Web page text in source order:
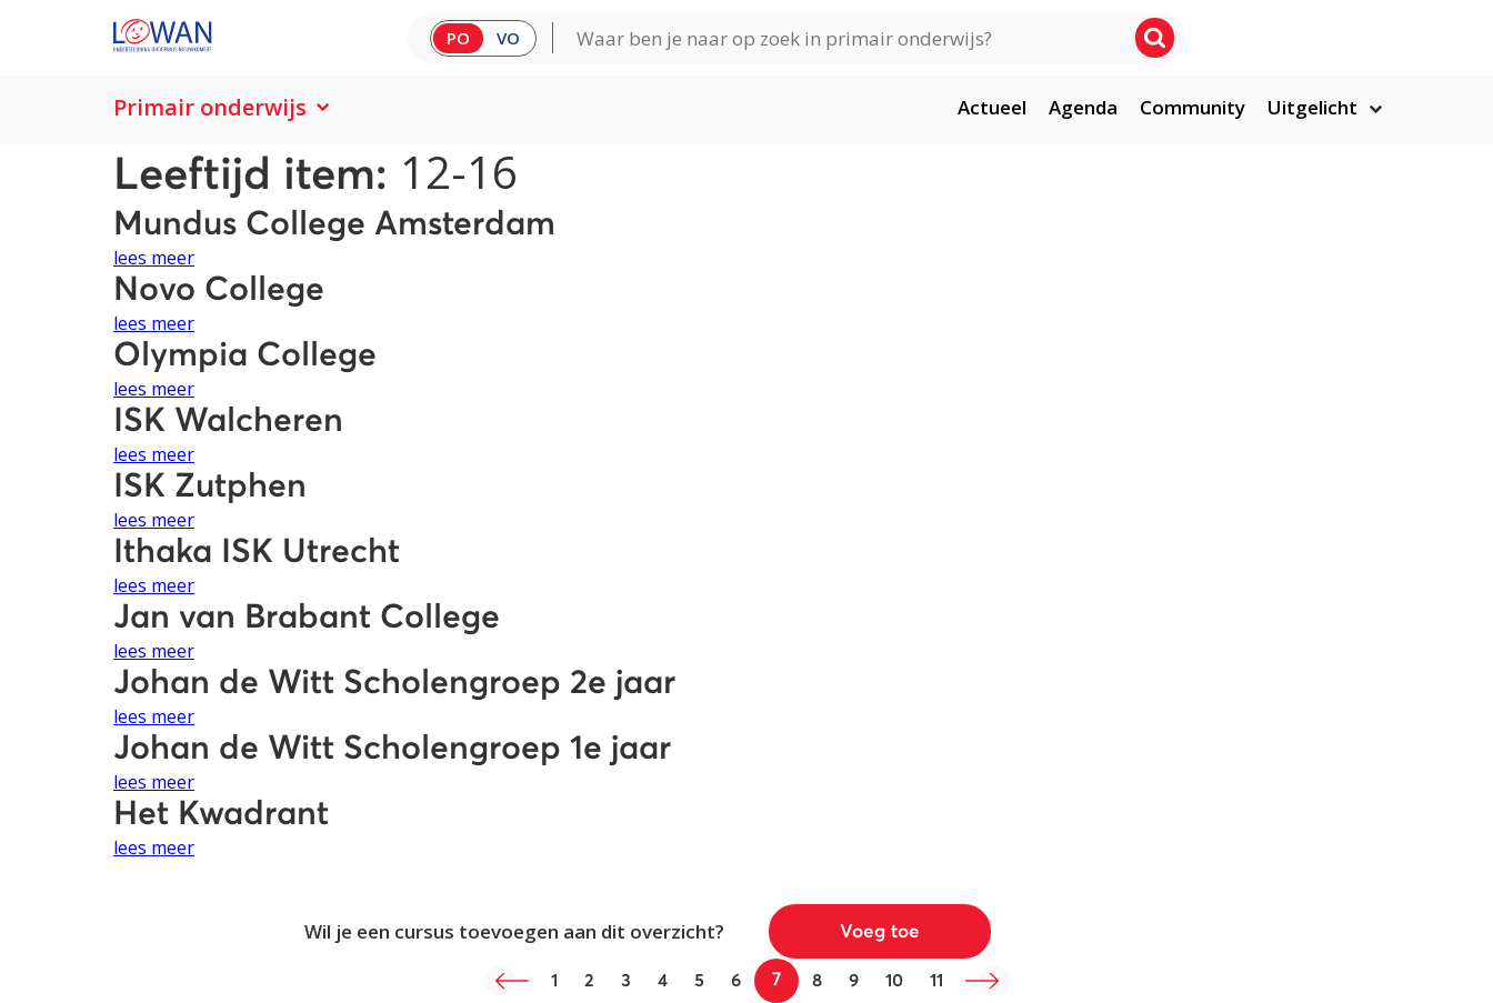
PO VO
Primair onderwijs Actueel Agenda Community Uitgelicht
Leeftijd item: 12-16
Mundus College Amsterdam
lees meer
Novo College
lees meer
Olympia College
lees meer
ISK Walcheren
lees meer
ISK Zutphen
lees meer
Ithaka ISK Utrecht
lees meer
Jan van Brabant College
lees meer
Johan de Witt Scholengroep 2e jaar
lees meer
Johan de Witt Scholengroep 1e jaar
lees meer
Het Kwadrant
lees meer
Wil je een cursus toevoegen aan dit overzicht? Voeg toe
1 2 3 4 5 6 7 8 9 10 11